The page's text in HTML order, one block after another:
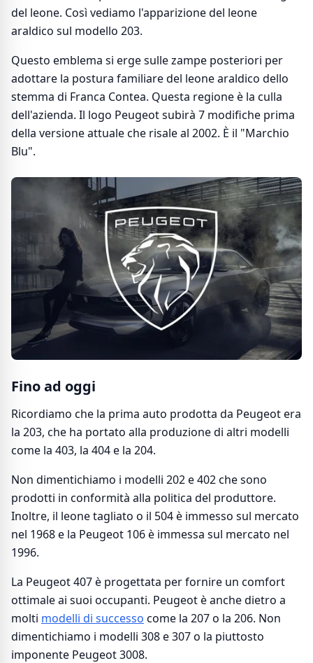
del leone. Così vediamo l'apparizione del leone
araldico sul modello 203.
Questo emblema si erge sulle zampe posteriori per
adottare la postura familiare del leone araldico dello
stemma di Franca Contea. Questa regione è la culla
dell'azienda. Il logo Peugeot subirà 7 modifiche prima
della versione attuale che risale al 2002. È il "Marchio
Blu".
Fino ad oggi
Ricordiamo che la prima auto prodotta da Peugeot era
la 203, che ha portato alla produzione di altri modelli
come la 403, la 404 e la 204.
Non dimentichiamo i modelli 202 e 402 che sono
prodotti in conformità alla politica del produttore.
Inoltre, il leone tagliato o il 504 è immesso sul mercato
nel 1968 e la Peugeot 106 è immessa sul mercato nel
1996.
La Peugeot 407 è progettata per fornire un comfort
ottimale ai suoi occupanti. Peugeot è anche dietro a
molti modelli di successo come la 207 o la 206. Non
dimentichiamo i modelli 308 e 307 o la piuttosto
imponente Peugeot 3008.